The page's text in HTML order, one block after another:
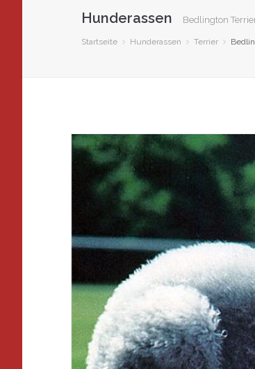
Hunderassen Bedlington
Startseite Hunderassen Terrier